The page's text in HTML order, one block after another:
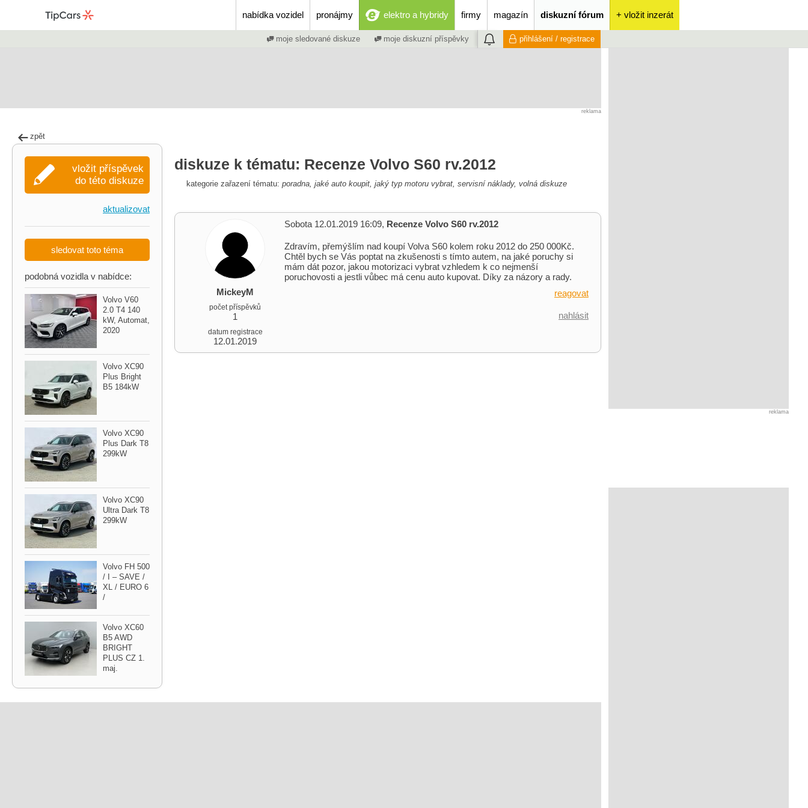
nabídka vozidel pronájmy elektro a hybridy firmy magazín diskuzní fórum + vložit inzerát
moje sledované diskuze moje diskuzní příspěvky přihlášení / registrace
reklama
zpět
diskuze k tématu: Recenze Volvo S60 rv.2012
kategorie zařazení tématu: poradna, jaké auto koupit, jaký typ motoru vybrat, servisní náklady, volná diskuze
MickeyM
počet příspěvků
1
datum registrace
12.01.2019
Sobota 12.01.2019 16:09, Recenze Volvo S60 rv.2012
Zdravím, přemýšlím nad koupí Volva S60 kolem roku 2012 do 250 000Kč.
Chtěl bych se Vás poptat na zkušenosti s tímto autem, na jaké poruchy si
mám dát pozor, jakou motorizaci vybrat vzhledem k co nejmenší
poruchovosti a jestli vůbec má cenu auto kupovat. Díky za názory a rady.
reagovat
nahlásit
vložit příspěvek
do této diskuze
aktualizovat
sledovat toto téma
podobná vozidla v nabídce:
Volvo V60
2.0 T4 140
kW,​ Automat,​
2020
Volvo XC90
Plus Bright
B5 184kW
Volvo XC90
Plus Dark T8
299kW
Volvo XC90
Ultra Dark T8
299kW
Volvo FH 500
/ I – SAVE /
XL / EURO 6
/
Volvo XC60
B5 AWD
BRIGHT
PLUS CZ 1.
maj.
reklama